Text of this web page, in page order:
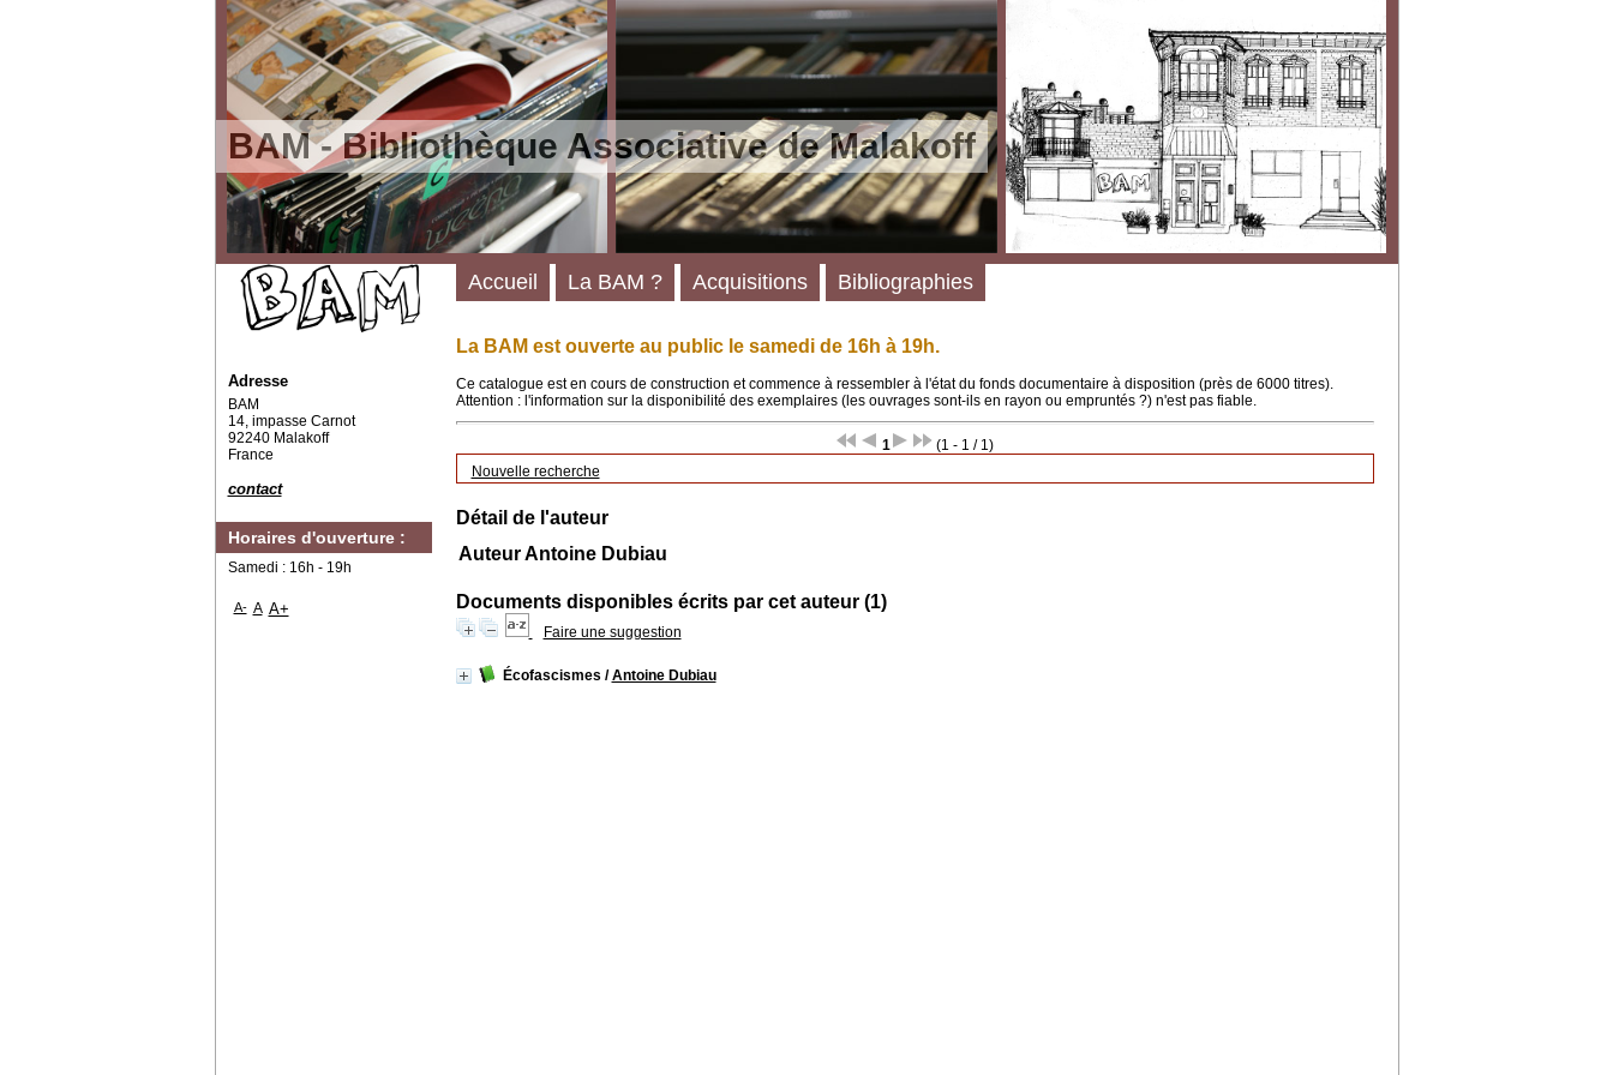
BAM - Bibliothèque Associative de Malakoff
La BAM est ouverte au public le samedi de 16h à 19h.
Ce catalogue est en cours de construction et commence à ressembler à l'état du fonds documentaire à disposition (près de 6000 titres).
Attention : l'information sur la disponibilité des exemplaires (les ouvrages sont-ils en rayon ou empruntés ?) n'est pas fiable.
1
(1 - 1 / 1)
Nouvelle recherche
Détail de l'auteur
Auteur Antoine Dubiau
Documents disponibles écrits par cet auteur (1)
Faire une suggestion
Écofascismes /Antoine Dubiau
Accueil La BAM ? Acquisitions Bibliographies
Adresse
BAM
14, impasse Carnot
92240 Malakoff
France
contact
Horaires d'ouverture :
Samedi : 16h - 19h
A- A A+